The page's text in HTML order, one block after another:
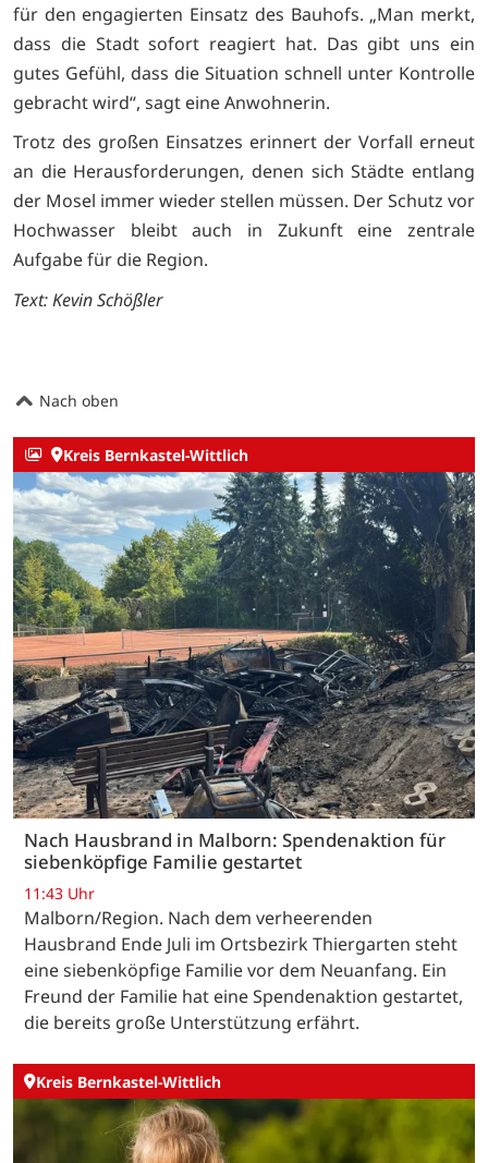
für den engagierten Einsatz des Bauhofs. „Man merkt,
dass die Stadt sofort reagiert hat. Das gibt uns ein
gutes Gefühl, dass die Situation schnell unter Kontrolle
gebracht wird“, sagt eine Anwohnerin.
Trotz des großen Einsatzes erinnert der Vorfall erneut
an die Herausforderungen, denen sich Städte entlang
der Mosel immer wieder stellen müssen. Der Schutz vor
Hochwasser bleibt auch in Zukunft eine zentrale
Aufgabe für die Region.
Text: Kevin Schößler
Nach oben
Kreis Bernkastel-Wittlich
Nach Hausbrand in Malborn: Spendenaktion für
siebenköpfige Familie gestartet
11:43 Uhr
Malborn/Region. Nach dem verheerenden
Hausbrand Ende Juli im Ortsbezirk Thiergarten steht
eine siebenköpfige Familie vor dem Neuanfang. Ein
Freund der Familie hat eine Spendenaktion gestartet,
die bereits große Unterstützung erfährt.
Kreis Bernkastel-Wittlich